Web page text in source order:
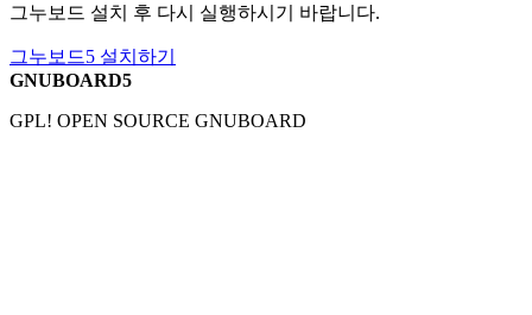
그누보드 설치 후 다시 실행하시기 바랍니다.
그누보드5 설치하기
GNUBOARD5
GPL! OPEN SOURCE GNUBOARD